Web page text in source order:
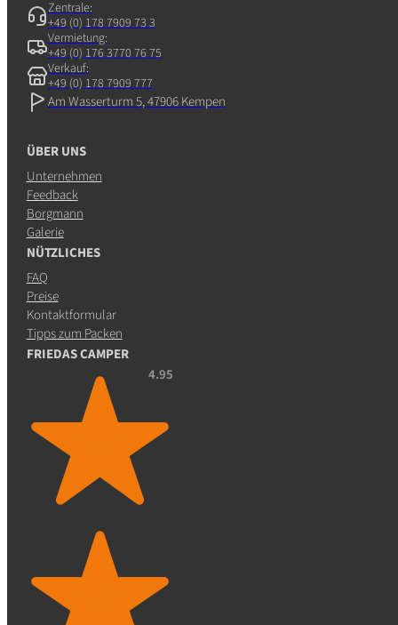
Zentrale:
+49 (0) 178 7909 73 3
Vermietung:
+49 (0) 176 3770 76 75
Verkauf:
+49 (0) 178 7909 777
Am Wasserturm 5, 47906 Kempen
ÜBER UNS
Unternehmen
Feedback
Borgmann
Galerie
NÜTZLICHES
FAQ
Preise
Kontaktformular
Tipps zum Packen
FRIEDAS CAMPER
4.95